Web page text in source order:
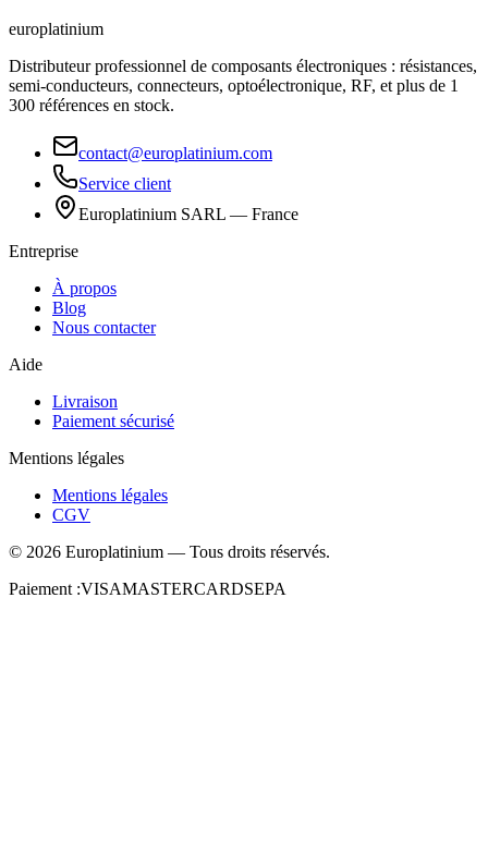
europlatinium
Distributeur professionnel de composants électroniques : résistances,
semi-conducteurs, connecteurs, optoélectronique, RF, et plus de 1
300 références en stock.
contact@europlatinium.com
Service client
Europlatinium SARL — France
Entreprise
À propos
Blog
Nous contacter
Aide
Livraison
Paiement sécurisé
Mentions légales
Mentions légales
CGV
© 2026 Europlatinium — Tous droits réservés.
Paiement :VISAMASTERCARDSEPA